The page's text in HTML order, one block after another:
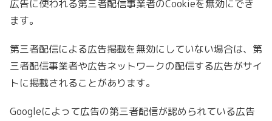
広告に使われる第三者配信事業者のCookieを無効にでき
ます。
第三者配信による広告掲載を無効にしていない場合は、第
三者配信事業者や広告ネットワークの配信する広告がサイ
トに掲載されることがあります。
Googleによって広告の第三者配信が認められている広告